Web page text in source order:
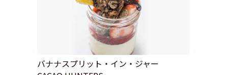
バナナスプリット・イン・ジャー